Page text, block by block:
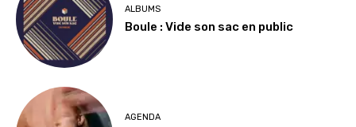
ALBUMS
Boule : Vide son sac en public
AGENDA